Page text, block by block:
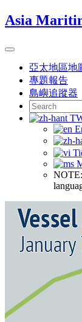
Skip
to
Asia
Toggle
navigation亞太地區地
專題報告
島嶼追蹤器
Search
for: